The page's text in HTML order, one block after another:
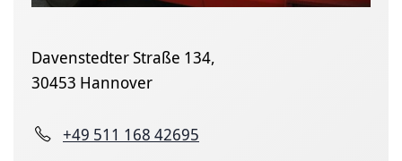
Davenstedter Straße 134,
30453 Hannover
+49 511 168 42695